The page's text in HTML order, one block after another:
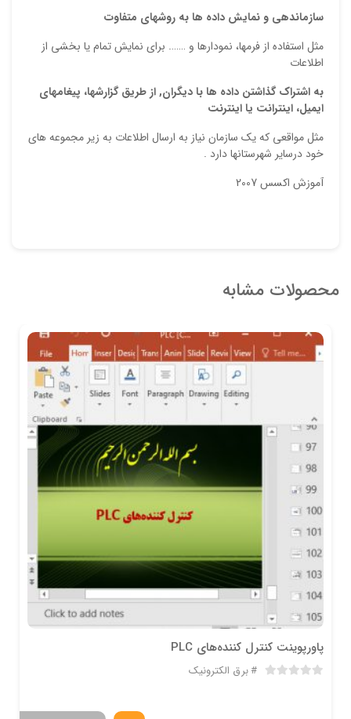
سازماندهي و نمايش داده ها به روشهاي متفاوت
مثل استفاده از فرمها، نمودارها و ……. براي نمايش تمام يا بخشي از
اطلاعات
به اشتراك گذاشتن داده ها با ديگران, از طريق گزارشها، پيغامهاي
ايميل، اينترانت يا اينترنت
مثل مواقعي كه يك سازمان نياز به ارسال اطلاعات به زير مجموعه هاي
خود درساير شهرستانها دارد .
آموزش اکسس 2007
محصولات مشابه
پاورپوینت کنترل کننده‌های PLC
برق الکترونیک